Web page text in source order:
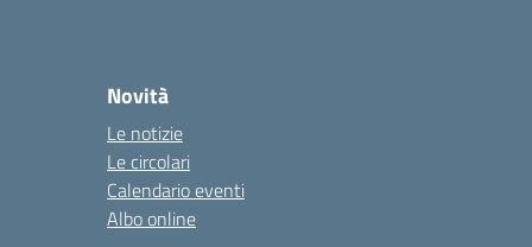
Novità
Le notizie
Le circolari
Calendario eventi
Albo online